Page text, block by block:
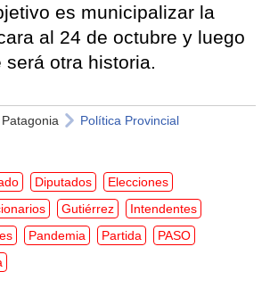
es municipalizar la
al 24 de octubre y luego
será otra historia.
Política Provincial
Diputados
Elecciones
Gutiérrez
Intendentes
Pandemia Partida
PASO